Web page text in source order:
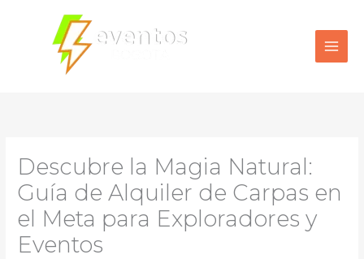
contenido
Descubre la Magia Natural:
Guía de Alquiler de Carpas en
el Meta para Exploradores y
Eventos